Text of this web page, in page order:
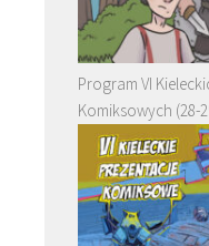
Program VI
Komiksowych (28-